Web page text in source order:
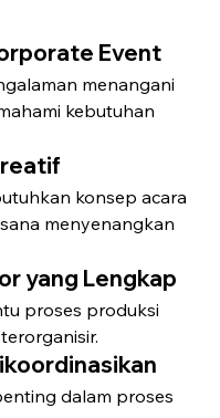
Event
menangani
kebutuhan
konsep acara
menyenangkan
yang Lengkap
proses produksi
dalam proses